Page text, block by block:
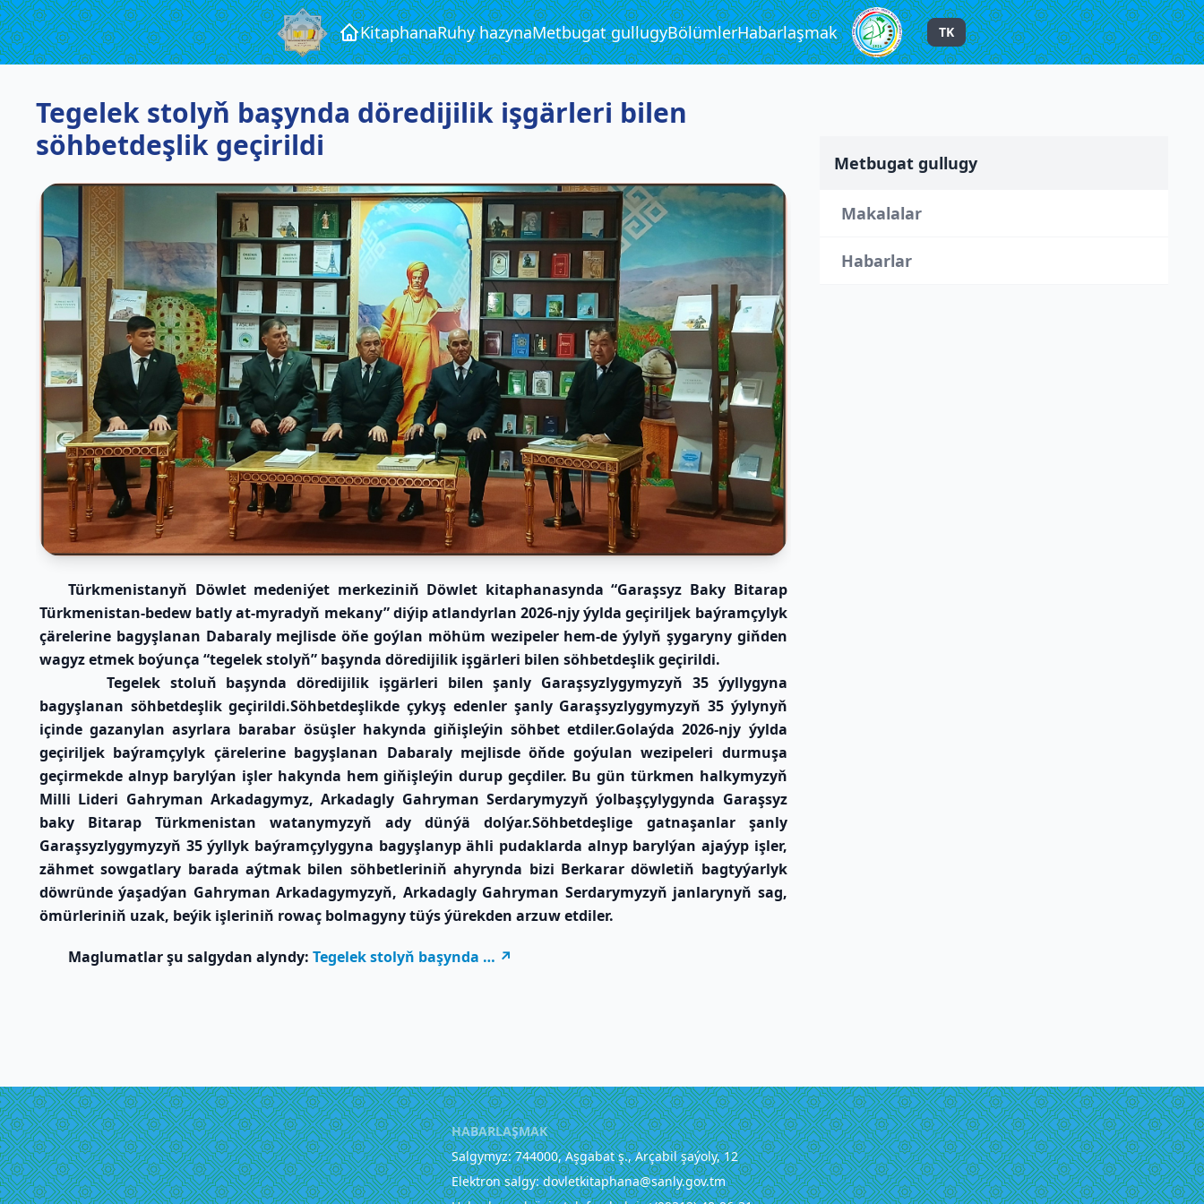
KitaphanaRuhy hazynaMetbugat gullugyBölümlerHabarlaşmak TK
Tegelek stolyň başynda döredijilik işgärleri bilen
söhbetdeşlik geçirildi
Türkmenistanyň Döwlet medeniýet merkeziniň Döwlet kitaphanasynda “Garaşsyz Baky Bitarap
Türkmenistan-bedew batly at-myradyň mekany” diýip atlandyrlan 2026-njy ýylda geçiriljek baýramçylyk
çärelerine bagyşlanan Dabaraly mejlisde öňe goýlan möhüm wezipeler hem-de ýylyň şygaryny giňden
wagyz etmek boýunça “tegelek stolyň” başynda döredijilik işgärleri bilen söhbetdeşlik geçirildi.
Tegelek stoluň başynda döredijilik işgärleri bilen şanly Garaşsyzlygymyzyň 35 ýyllygyna
bagyşlanan söhbetdeşlik geçirildi.Söhbetdeşlikde çykyş edenler şanly Garaşsyzlygymyzyň 35 ýylynyň
içinde gazanylan asyrlara barabar ösüşler hakynda giňişleýin söhbet etdiler.Golaýda 2026-njy ýylda
geçiriljek baýramçylyk çärelerine bagyşlanan Dabaraly mejlisde öňde goýulan wezipeleri durmuşa
geçirmekde alnyp barylýan işler hakynda hem giňişleýin durup geçdiler. Bu gün türkmen halkymyzyň
Milli Lideri Gahryman Arkadagymyz, Arkadagly Gahryman Serdarymyzyň ýolbaşçylygynda Garaşsyz
baky Bitarap Türkmenistan watanymyzyň ady dünýä dolýar.Söhbetdeşlige gatnaşanlar şanly
Garaşsyzlygymyzyň 35 ýyllyk baýramçylygyna bagyşlanyp ähli pudaklarda alnyp barylýan ajaýyp işler,
zähmet sowgatlary barada aýtmak bilen söhbetleriniň ahyrynda bizi Berkarar döwletiň bagtyýarlyk
döwründe ýaşadýan Gahryman Arkadagymyzyň, Arkadagly Gahryman Serdarymyzyň janlarynyň sag,
ömürleriniň uzak, beýik işleriniň rowaç bolmagyny tüýs ýürekden arzuw etdiler.
Maglumatlar şu salgydan alyndy: Tegelek stolyň başynda …
Metbugat gullugy
Makalalar
Habarlar
HABARLAŞMAK
Salgymyz: 744000, Aşgabat ş., Arçabil şaýoly, 12
Elektron salgy: dovletkitaphana@sanly.gov.tm